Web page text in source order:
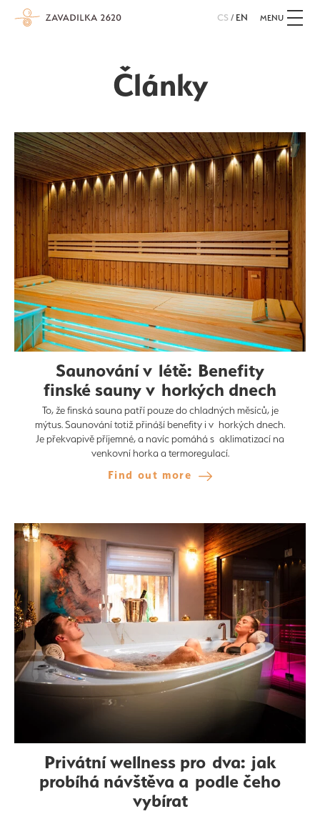
CS / EN MENU
Články
Saunování v létě: Benefity
finské sauny v horkých dnech
To, že finská sauna patří pouze do chladných měsíců, je
mýtus. Saunování totiž přináší benefity i v horkých dnech.
Je překvapivě příjemné, a navíc pomáhá s aklimatizací na
venkovní horka a termoregulací.
Find out more
Privátní wellness pro dva: jak
probíhá návštěva a podle čeho
vybírat